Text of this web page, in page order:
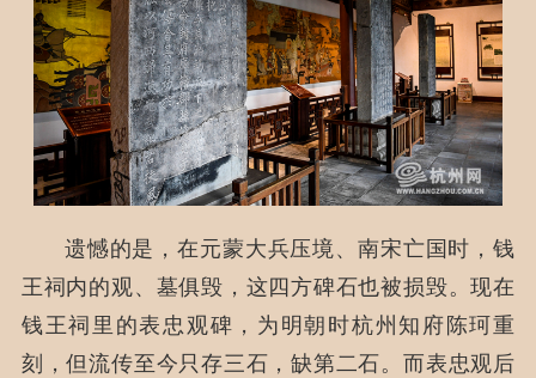
遗憾的是，在元蒙大兵压境、南宋亡国时，钱
王祠内的观、墓俱毁，这四方碑石也被损毁。现在
钱王祠里的表忠观碑，为明朝时杭州知府陈珂重
刻，但流传至今只存三石，缺第二石。而表忠观后